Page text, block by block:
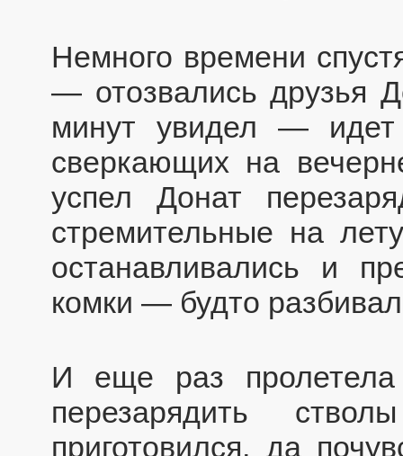
Немного времени
— отозвались друзья
минут увидел —
сверкающих на
успел Донат
стремительные на
останавливались и
комки — будто
И еще раз
перезарядить
приготовился, да